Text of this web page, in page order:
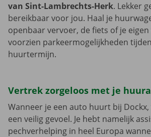
van Sint-Lambrechts-Herk. Lekker
bereikbaar voor jou. Haal je
openbaar vervoer, de fiets of je eigen
voorzien parkeermogelijkheden
huurtermijn.
Vertrek zorgeloos met je
Wanneer je een auto huurt bij
een veilig gevoel. Je hebt namelijk
pechverhelping in heel Europa